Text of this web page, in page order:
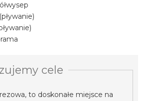
cele
to doskonałe miejsce na